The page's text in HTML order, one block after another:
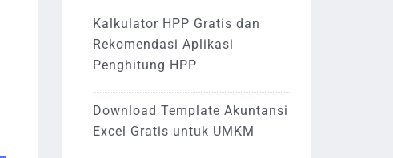
Kalkulator HPP Gratis dan
Rekomendasi Aplikasi
Penghitung HPP
Download Template Akuntansi
Excel Gratis untuk UMKM